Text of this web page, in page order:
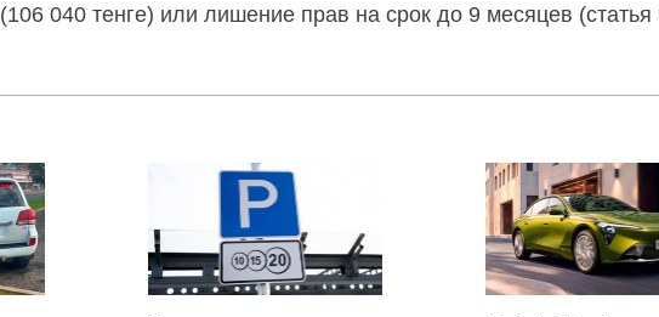
(106 040 тенге) или лишение прав на срок до 9 месяцев